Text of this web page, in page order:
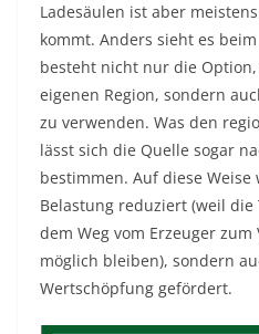
Ladesäulen ist aber
kommt. Anders sieht es
besteht nicht nur die
eigenen Region, sondern
zu verwenden. Was den
lässt sich die Quelle sogar
bestimmen. Auf diese
Belastung reduziert (weil
dem Weg vom Erzeuger
möglich bleiben), sondern
Wertschöpfung gefördert.